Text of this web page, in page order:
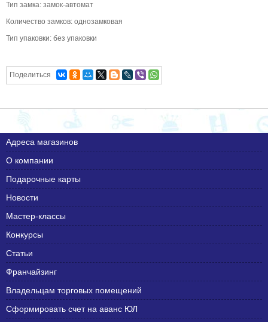
Тип замка: замок-автомат
Количество замков: однозамковая
Тип упаковки: без упаковки
Поделиться
Адреса магазинов
О компании
Подарочные карты
Новости
Мастер-классы
Конкурсы
Статьи
Франчайзинг
Владельцам торговых помещений
Сформировать счет на аванс ЮЛ